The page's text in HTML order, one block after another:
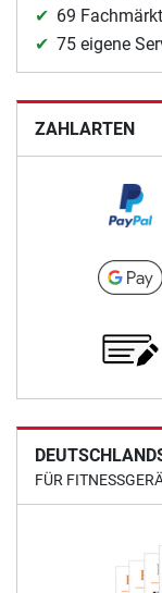
69
75 eigene
ZAHLARTEN
FÜR